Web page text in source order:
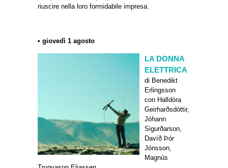
riuscire nella loro formidabile impresa.
• giovedì 1 agosto
LA DONNA
ELETTRICA
di Benedikt
Erlingsson
con Halldóra
Geirharðsdóttir,
Jóhann
Sigurðarson,
Davíð Þór
Jónsson,
Magnús